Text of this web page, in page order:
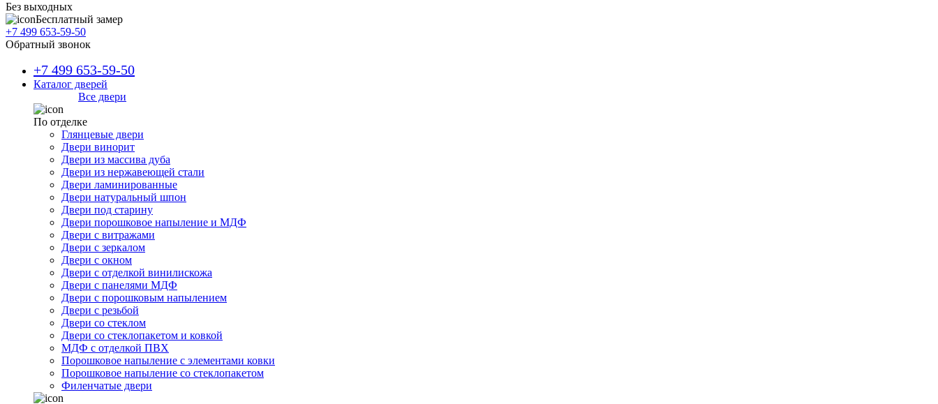
Без выходных
Бесплатный замер
+7 499 653-59-50
Обратный звонок
+7 499 653-59-50
Каталог дверей
Все двери
По отделке
Глянцевые двери
Двери винорит
Двери из массива дуба
Двери из нержавеющей стали
Двери ламинированные
Двери натуральный шпон
Двери под старину
Двери порошковое напыление и МДФ
Двери с витражами
Двери с зеркалом
Двери с окном
Двери с отделкой винилискожа
Двери с панелями МДФ
Двери с порошковым напылением
Двери с резьбой
Двери со стеклом
Двери со стеклопакетом и ковкой
МДФ с отделкой ПВХ
Порошковое напыление с элементами ковки
Порошковое напыление со стеклопакетом
Филенчатые двери